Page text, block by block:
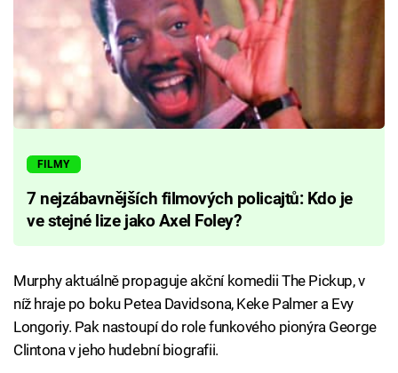
FILMY
7 nejzábavnějších filmových policajtů: Kdo je
ve stejné lize jako Axel Foley?
Murphy aktuálně propaguje akční komedii The Pickup, v
níž hraje po boku Petea Davidsona, Keke Palmer a Evy
Longoriy. Pak nastoupí do role funkového pionýra George
Clintona v jeho hudební biografii.